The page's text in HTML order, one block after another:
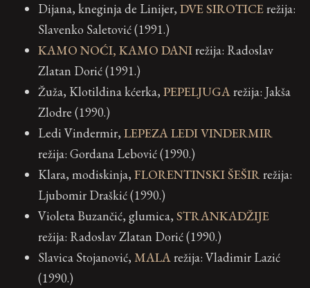
Dijana, kneginja de Linijer, DVE SIROTICErežija:
Slavenko Saletović (1991.)
KAMO NOĆI, KAMO DANIrežija: Radoslav
Zlatan Dorić (1991.)
Žuža, Klotildina kćerka, PEPELJUGArežija: Jakša
Zlodre (1990.)
Ledi Vindermir, LEPEZA LEDI VINDERMIR
režija: Gordana Lebović (1990.)
Klara, modiskinja, FLORENTINSKI ŠEŠIRrežija:
Ljubomir Draškić (1990.)
Violeta Buzančić, glumica, STRANKADŽIJE
režija: Radoslav Zlatan Dorić (1990.)
Slavica Stojanović, MALArežija: Vladimir Lazić
(1990.)